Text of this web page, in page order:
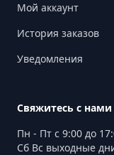
Мой аккаунт
История заказов
Уведомления
Свяжитесь с нами
Пн - Пт с 9:00 до
Сб Вс выходные